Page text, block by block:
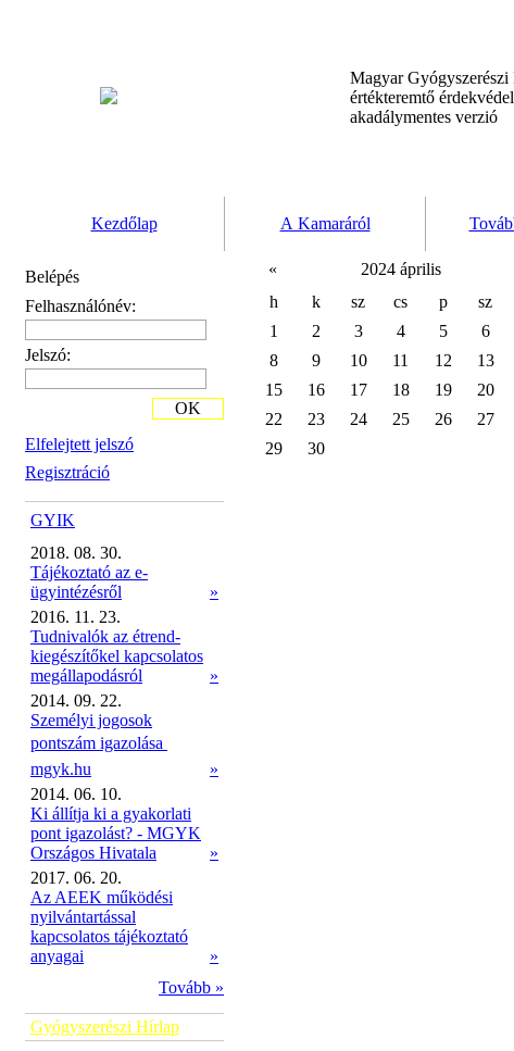
Magyar Gyógyszerészi
értékteremtő
akadálymentes verzió
Kezdőlap A Kamaráról
Belépés
Felhasználónév:
Jelszó:
Elfelejtett jelszó
Regisztráció
OK
GYIK
2018. 08. 30.
Tájékoztató az e-
ügyintézésről
»
2016. 11. 23.
Tudnivalók az étrend-
kiegészítőkel kapcsolatos
megállapodásról
»
2014. 09. 22.
Személyi jogosok
pontszám igazolása 
mgyk.hu
»
2014. 06. 10.
Ki állítja ki a gyakorlati
pont igazolást? - MGYK
Országos Hivatala
»
2017. 06. 20.
Az AEEK működési
nyilvántartással
kapcsolatos tájékoztató
anyagai
»
Tovább »
Gyógyszerészi Hírlap
« 2024 április
h
k sz cs p sz
1
2 3 4 5 6
8
9 10 11 12 13
15
16 17 18 19 20
22
23 24 25 26 27
29
30